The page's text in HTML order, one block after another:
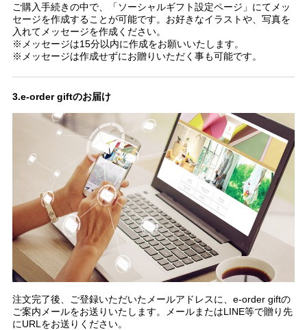
ご購入手続きの中で、「ソーシャルギフト設定ページ」にてメッ
セージを作成することが可能です。お好きなイラストや、写真を
入れてメッセージを作成ください。
※メッセージは15分以内に作成をお願いいたします。
※メッセージは作成せずにお贈りいただく事も可能です。
3.e-order giftのお届け
注文完了後、ご登録いただいたメールアドレスに、e-order giftの
ご案内メールをお送りいたします。メールまたはLINE等で贈り先
にURLをお送りください。